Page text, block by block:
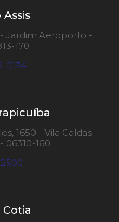
Jardim Aeroporto -
170
0134
1650 - Vila Caldas
06310-160
2500